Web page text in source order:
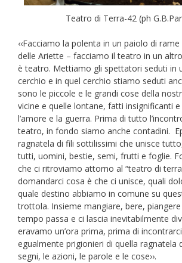
Teatro di Terra-42 (ph
‹‹Facciamo la polenta in un paiolo di
delle Ariette – facciamo il teatro in un
è teatro. Mettiamo gli spettatori seduti in
cerchio e in quel cerchio stiamo seduti
sono le piccole e le grandi cose della
vicine e quelle lontane, fatti insignificanti
l’amore e la guerra. Prima di tutto
teatro, in fondo siamo anche contadini.
ragnatela di fili sottilissimi che unisce
tutti, uomini, bestie, semi, frutti e foglie.
che ci ritroviamo attorno al “teatro di
domandarci cosa è che ci unisce, quali
quale destino abbiamo in comune su
trottola. Insieme mangiare, bere,
tempo passa e ci lascia inevitabilmente
eravamo un’ora prima, prima di
egualmente prigionieri di quella ragnatela
segni, le azioni, le parole e le cose››.